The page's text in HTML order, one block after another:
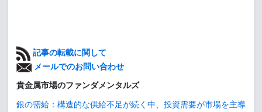
記事の転載に関して
メールでのお問い合わせ
貴金属市場のファンダメンタルズ
銀の需給：構造的な供給不足が続く中、投資需要が市場を主導